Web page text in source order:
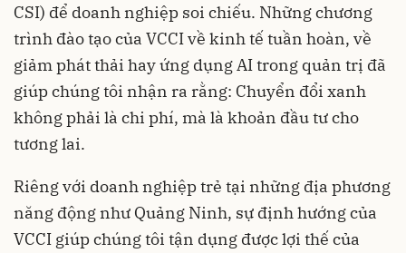
CSI) để doanh nghiệp soi chiếu. Những chương
trình đào tạo của VCCI về kinh tế tuần hoàn, về
giảm phát thải hay ứng dụng AI trong quản trị đã
giúp chúng tôi nhận ra rằng: Chuyển đổi xanh
không phải là chi phí, mà là khoản đầu tư cho
tương lai.
Riêng với doanh nghiệp trẻ tại những địa phương
năng động như Quảng Ninh, sự định hướng của
VCCI giúp chúng tôi tận dụng được lợi thế của